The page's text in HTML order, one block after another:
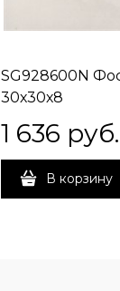
SG928600N
30х30х8
1 636 руб.
В корзину